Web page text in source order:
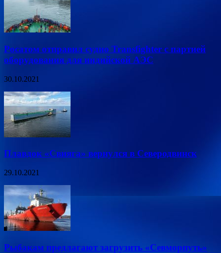
Росатом отправил судно Transfighter с партией
оборудования для индийской АЭС
30.10.2021
Плавдок «Свияга» вернулся в Северодвинск
29.10.2021
Рыбакам предлагают загрузить «Севморпуть»